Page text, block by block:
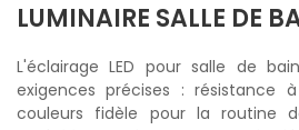
LUMINAIRE SALLE DE
L'éclairage LED pour salle de
exigences précises : résistance
couleurs fidèle pour la routine